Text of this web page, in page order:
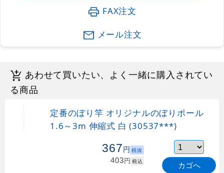
FAX注文
メール注文
あわせて買いたい、よく一緒に購入されてい
る商品
定番のぼり竿 オリジナルのぼりポール
1.6～3m 伸縮式 白 (30537***)
367円 税抜
403円 税込 カゴへ